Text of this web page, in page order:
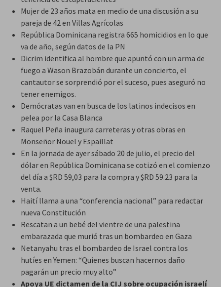
Mujer de 23 años mata en medio de una discusión a su
pareja de 42 en Villas Agrícolas
República Dominicana registra 665 homicidios en lo que
va de año, según datos de la PN
Dicrim identifica al hombre que apuntó con un arma de
fuego a Wason Brazobán durante un concierto, el
cantautor se sorprendió por el suceso, pues aseguró no
tener enemigos.
Demócratas van en busca de los latinos indecisos en
pelea por la Casa Blanca
Raquel Peña inaugura carreteras y otras obras en
Monseñor Nouel y Espaillat
En la jornada de ayer sábado 20 de julio, el precio del
dólar en República Dominicana se cotizó en el comienzo
del día a $RD 59,03 para la compra y $RD 59.23 para la
venta.
Haití llama a una “conferencia nacional” para redactar
nueva Constitución
Rescatan a un bebé del vientre de una palestina
embarazada que murió tras un bombardeo en Gaza
Netanyahu tras el bombardeo de Israel contra los
hutíes en Yemen: “Quienes buscan hacernos daño
pagarán un precio muy alto”
Apoya UE dictamen de la CIJ sobre ocupación israelí